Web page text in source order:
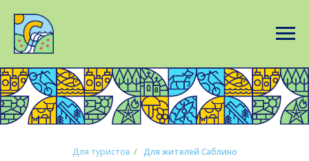
Для туристов / Для жителей Саблино